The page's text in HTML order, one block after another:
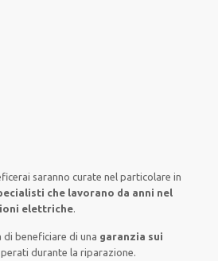
sarannocurate nel particolare in
che lavorano da anni nel
elettriche.
di beneficiare di una garanzia sui
durante la riparazione.